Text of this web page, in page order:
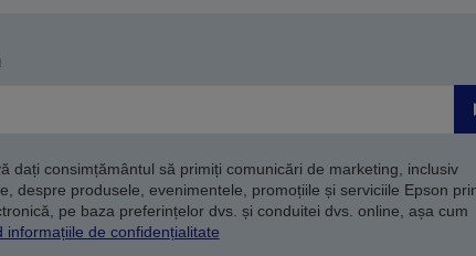
dați consimțământul să primiți comunicări de marketing, inclusiv
despre produsele, evenimentele, promoțiile și serviciile Epson
pe baza preferințelor dvs. și conduitei dvs. online, așa cum
informațiile de confidențialitate